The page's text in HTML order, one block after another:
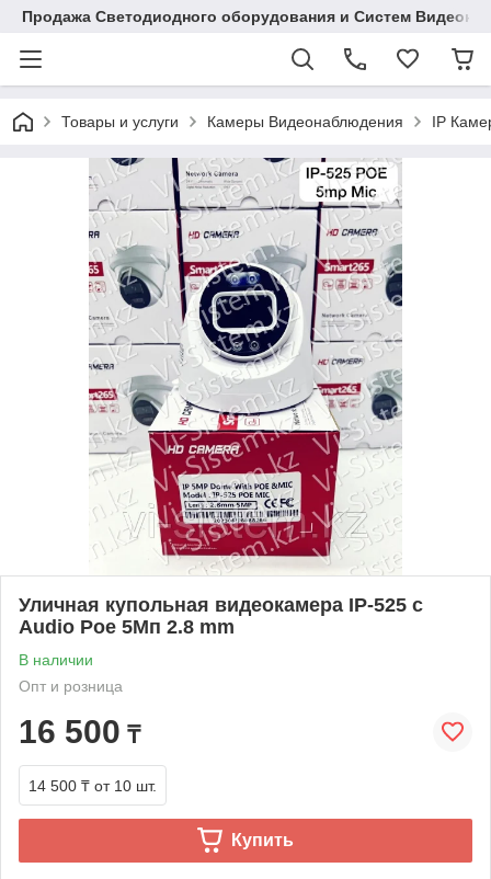
Продажа Светодиодного оборудования и Систем
Товары и услуги Камеры Видеонаблюдения IP
Уличная купольная видеокамера IP-525 с
Audio Рое 5Мп 2.8 mm
В наличии
Опт и розница
16 500 ₸
14 500 ₸ от 10 шт.
Купить